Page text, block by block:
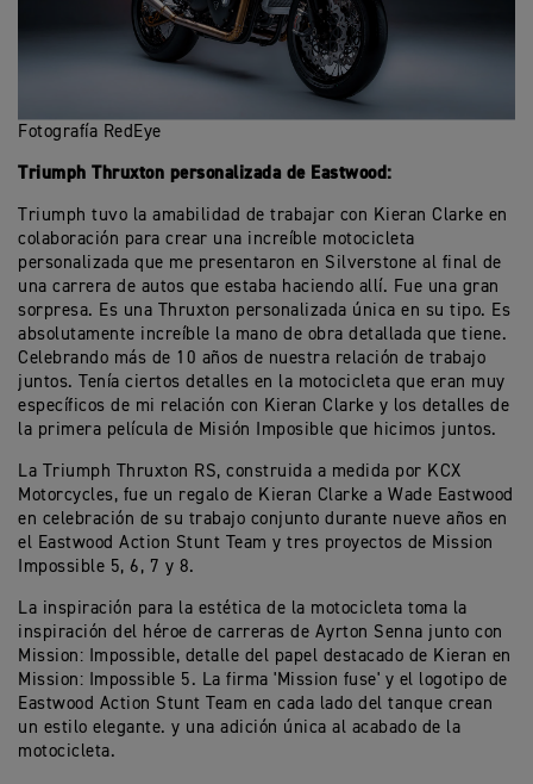
Fotografía RedEye
Triumph Thruxton personalizada de Eastwood:
Triumph tuvo la amabilidad de trabajar con Kieran Clarke en
colaboración para crear una increíble motocicleta
personalizada que me presentaron en Silverstone al final de
una carrera de autos que estaba haciendo allí. Fue una gran
sorpresa. Es una Thruxton personalizada única en su tipo. Es
absolutamente increíble la mano de obra detallada que tiene.
Celebrando más de 10 años de nuestra relación de trabajo
juntos. Tenía ciertos detalles en la motocicleta que eran muy
específicos de mi relación con Kieran Clarke y los detalles de
la primera película de Misión Imposible que hicimos juntos.
La Triumph Thruxton RS, construida a medida por KCX
Motorcycles, fue un regalo de Kieran Clarke a Wade Eastwood
en celebración de su trabajo conjunto durante nueve años en
el Eastwood Action Stunt Team y tres proyectos de Mission
Impossible 5, 6, 7 y 8.
La inspiración para la estética de la motocicleta toma la
inspiración del héroe de carreras de Ayrton Senna junto con
Mission: Impossible, detalle del papel destacado de Kieran en
Mission: Impossible 5. La firma 'Mission fuse' y el logotipo de
Eastwood Action Stunt Team en cada lado del tanque crean
un estilo elegante. y una adición única al acabado de la
motocicleta.